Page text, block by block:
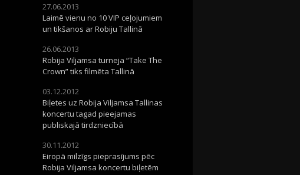
27.06.2013
Laimē vienu no 10 VIP ceļojumiem
un tikšanos ar Robiju Tallinā
26.06.2013
Robija Viljamsa turneja “Take The
Crown” tiks filmēta Tallinā
03.12.2012
Biļetes uz Robija Viljamsa Tallinas
koncertu tagad pieejamas
publiskajā tirdzniecībā
30.11.2012
Eiropā milzīgs pieprasījums pēc
Robija Viljamsa koncertu biļetēm